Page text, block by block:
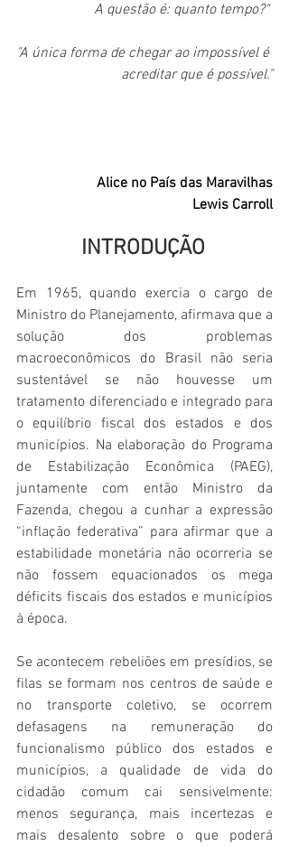
A questão é: quanto tempo?"
"A única forma de chegar ao impossível é
acreditar que é possível."
Alice no País das Maravilhas
Lewis Carroll
INTRODUÇÃO
Em 1965, quando exercia o cargo de
Ministro do Planejamento, afirmava que a
solução dos problemas
macroeconômicos do Brasil não seria
sustentável se não houvesse um
tratamento diferenciado e integrado para
o equilíbrio fiscal dos estados e dos
municípios. Na elaboração do Programa
de Estabilização Econômica (PAEG),
juntamente com então Ministro da
Fazenda, chegou a cunhar a expressão
“inflação federativa” para afirmar que a
estabilidade monetária não ocorreria se
não fossem equacionados os mega
déficits fiscais dos estados e municípios
à época.
Se acontecem rebeliões em presídios, se
filas se formam nos centros de saúde e
no transporte coletivo, se ocorrem
defasagens na remuneração do
funcionalismo público dos estados e
municípios, a qualidade de vida do
cidadão comum cai sensivelmente:
menos segurança, mais incertezas e
mais desalento sobre o que poderá